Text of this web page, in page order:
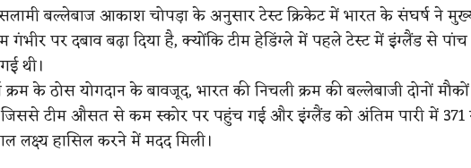
बल्लेबाज आकाश चोपड़ा के अनुसार टेस्ट क्रिकेट में भारत के संघर्ष ने
गंभीर पर दबाव बढ़ा दिया है, क्योंकि टीम हेडिंग्ले में पहले टेस्ट में इंग्लैंड से
थी।
क्रम के ठोस योगदान के बावजूद, भारत की निचली क्रम की बल्लेबाजी दोनों
टीम औसत से कम स्कोर पर पहुंच गई और इंग्लैंड को अंतिम पारी में 371
लक्ष्य हासिल करने में मदद मिली।